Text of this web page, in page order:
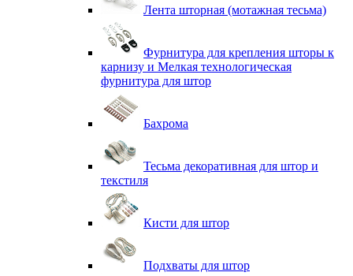
Лента шторная (мотажная тесьма)
Фурнитура для крепления шторы к
карнизу и Мелкая технологическая
фурнитура для штор
Бахрома
Тесьма декоративная для штор и
текстиля
Кисти для штор
Подхваты для штор